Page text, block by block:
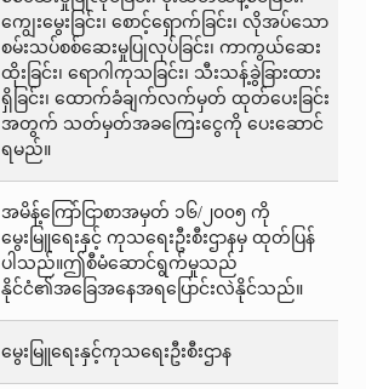
ကျွေးမွေးခြင်း၊ စောင့်ရှောက်ခြင်း၊ လိုအပ်သော
စမ်းသပ်စစ်ဆေးမှုပြုလုပ်ခြင်း၊ ကာကွယ်ဆေး
ထိုးခြင်း၊ ရောဂါကုသခြင်း၊ သီးသန့်ခွဲခြားထား
ရှိခြင်း၊ ထောက်ခံချက်လက်မှတ် ထုတ်ပေးခြင်း
အတွက် သတ်မှတ်အခကြေးငွေကို ပေးဆောင်
ရမည်။
အမိန့်ကြော်ငြာစာအမှတ် ၁၆/၂၀၀၅ ကို
မွေးမြူရေးနှင့် ကုသရေးဦးစီးဌာနမှ ထုတ်ပြန်
ပါသည်။ဤစီမံဆောင်ရွက်မှုသည်
နိုင်ငံ၏အခြေအနေအရပြောင်းလဲနိုင်သည်။
မွေးမြူရေးနှင့်ကုသရေးဦးစီးဌာန